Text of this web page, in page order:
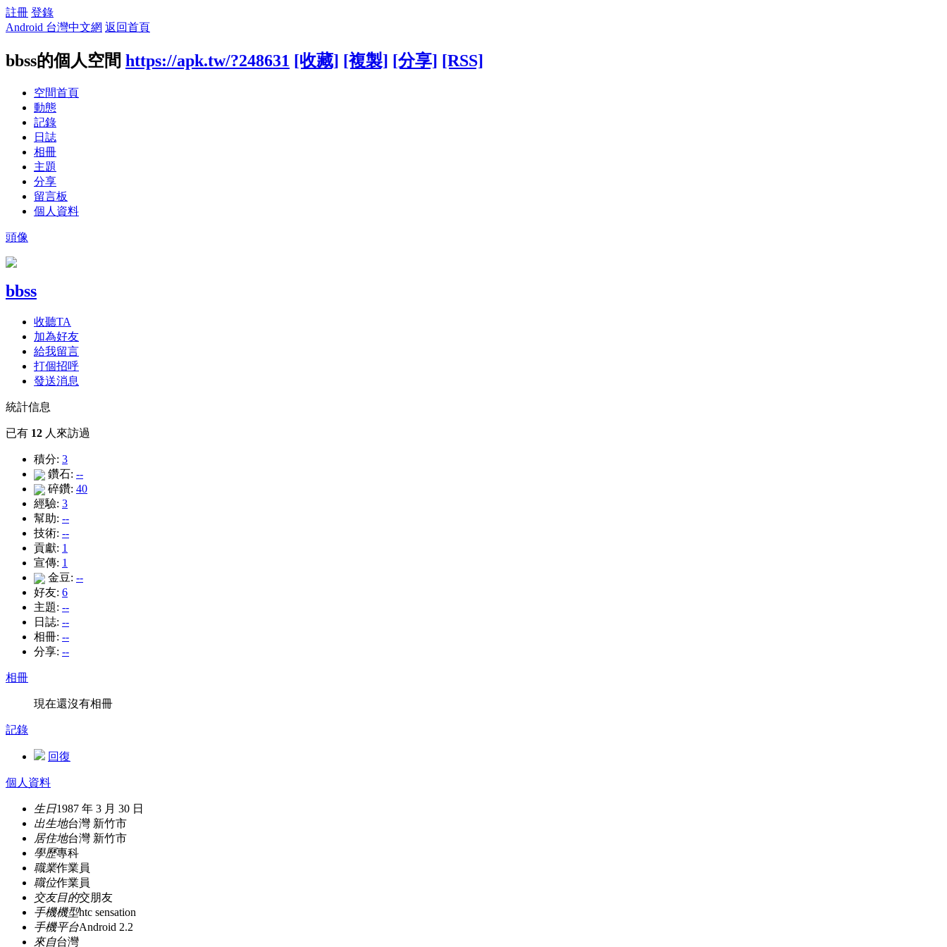
註冊 登錄
Android 台灣中文網 返回首頁
bbss的個人空間 https://apk.tw/?248631 [收藏] [複製] [分享] [RSS]
空間首頁
動態
記錄
日誌
相冊
主題
分享
留言板
個人資料
頭像
bbss
收聽TA
加為好友
給我留言
打個招呼
發送消息
統計信息
已有 12 人來訪過
積分: 3
鑽石: --
碎鑽: 40
經驗: 3
幫助: --
技術: --
貢獻: 1
宣傳: 1
金豆: --
好友: 6
主題: --
日誌: --
相冊: --
分享: --
相冊
現在還沒有相冊
記錄
回復
個人資料
生日1987 年 3 月 30 日
出生地台灣 新竹市
居住地台灣 新竹市
學歷專科
職業作業員
職位作業員
交友目的交朋友
手機機型htc sensation
手機平台Android 2.2
來自台灣